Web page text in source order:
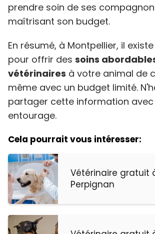
prendre soin de ses
maîtrisant son budget.
En résumé, à Montpellier, il
pour offrir des soins
vétérinaires à votre animal de
même avec un budget limité.
partager cette information
entourage.
Cela pourrait vous intéresser:
Vétérinaire gratuit
Perpignan